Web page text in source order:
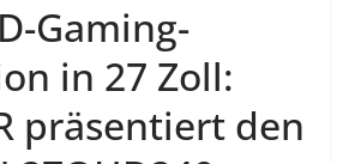
Gaming-
in 27 Zoll:
präsentiert den